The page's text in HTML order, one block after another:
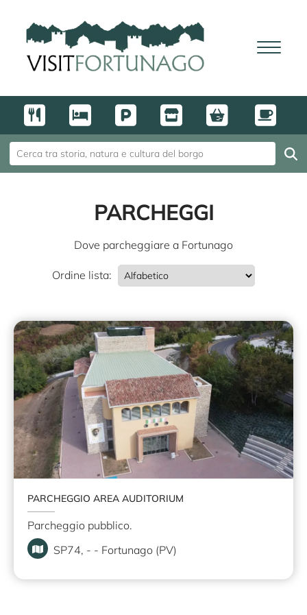
PARCHEGGI
Dove parcheggiare a Fortunago
Ordine lista:
PARCHEGGIO AREA AUDITORIUM
Parcheggio pubblico.
SP74, - - Fortunago (PV)